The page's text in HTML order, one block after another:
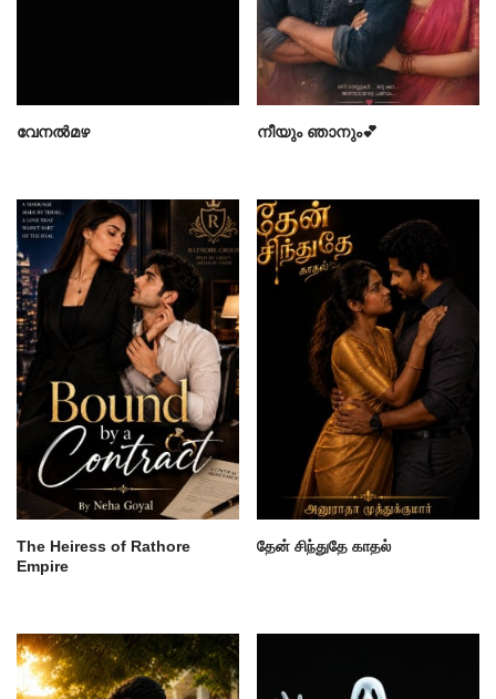
വേനൽമഴ നീയും ഞാനും💕
The Heiress of Rathore
Empire
தேன் சிந்துதே காதல்